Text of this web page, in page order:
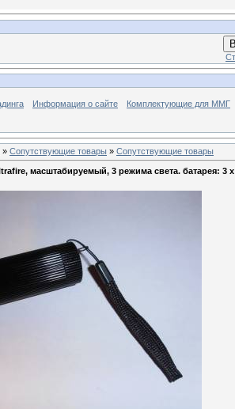
Информация о сайте Комплектующие для ММГ
» Сопутствующие товары » Сопутствующие товары
масштабируемый, 3 режима света. батарея: 3